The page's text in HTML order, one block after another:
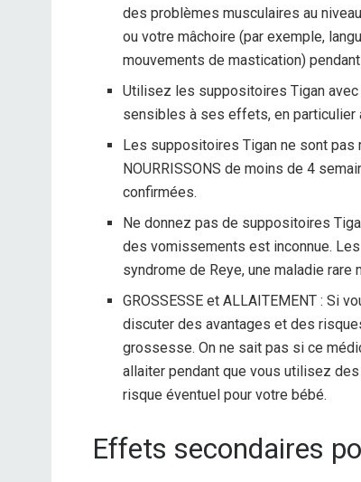
des problèmes musculaires au
ou votre mâchoire (par exemple,
mouvements de mastication)
Utilisez les suppositoires Tigan avec
sensibles à ses effets, en particulier
Les suppositoires Tigan ne sont pas
NOURRISSONS de moins de 4
confirmées.
Ne donnez pas de suppositoires
des vomissements est inconnue.
syndrome de Reye, une maladie rare
GROSSESSE et ALLAITEMENT : Si
discuter des avantages et des
grossesse. On ne sait pas si ce
allaiter pendant que vous utilisez
risque éventuel pour votre bébé.
Effets secondaires